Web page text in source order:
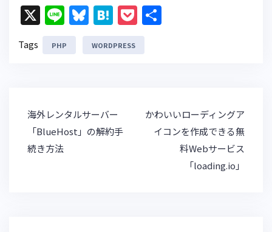
X Li
n
e
Bl
u
e
y
H
at
e
P
o
c
Tags PHP WORDPRESS
投
稿
ナ
ビ
海外レンタルサーバー
「BlueHost」の解約手
続き方法
かわいいローディングア
イコンを作成できる無
料Webサービス
「loading.io」